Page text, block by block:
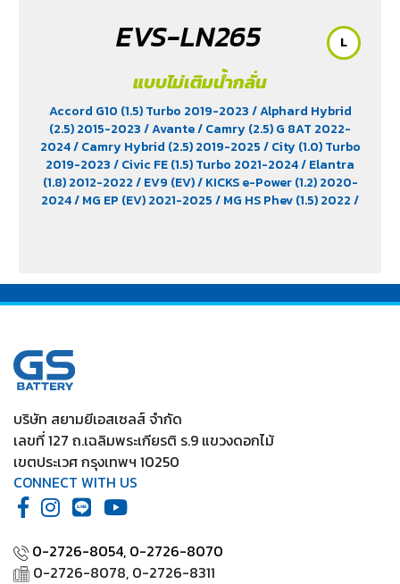
EVS-LN265
แบบไม่เติมน้ำกลั่น
Accord G10 (1.5) Turbo 2019-2023/ Alphard Hybrid
(2.5) 2015-2023/ Avante/ Camry (2.5) G 8AT 2022-
2024/ Camry Hybrid (2.5) 2019-2025/ City (1.0) Turbo
2019-2023/ Civic FE (1.5) Turbo 2021-2024/ Elantra
(1.8) 2012-2022/ EV9 (EV)/ KICKS e-Power (1.2) 2020-
2024/ MG EP (EV) 2021-2025/ MG HS Phev (1.5) 2022/
L
บริษัท สยามยีเอสเซลส์ จำกัด
เลขที่ 127 ถ.เฉลิมพระเกียรติ ร.9 แขวงดอกไม้
เขตประเวศ กรุงเทพฯ 10250
CONNECT WITH US
0-2726-8054, 0-2726-8070
0-2726-8078, 0-2726-8311